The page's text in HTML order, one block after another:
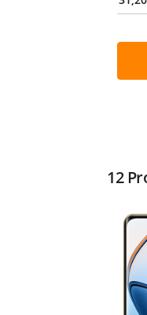
12